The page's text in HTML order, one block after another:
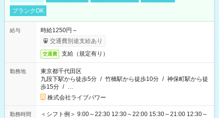
ブランクOK
給与
時給1250円～
交通費別途支給あり
交通費 支給（規定有り）
勤務地
東京都千代田区
九段下駅から徒歩5分 / 竹橋駅から徒歩10分 / 神保町駅から徒
歩15分 / …
株式会社ライブパワー
勤務時間
＜シフト例＞ 9:00～22:30 12:30～22:00 15:30～21:00 12:30～